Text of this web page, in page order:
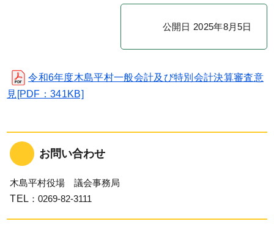
公開日 2025年8月5日
令和6年度木島平村一般会計及び特別会計決算審査意
見[PDF：341KB]
お問い合わせ
木島平村役場 議会事務局
TEL ：0269-82-3111